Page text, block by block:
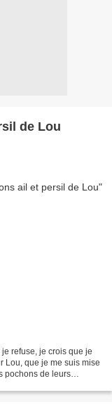
de Lou
refuse, je crois que je
Lou, que je me suis mise
pochons de leurs